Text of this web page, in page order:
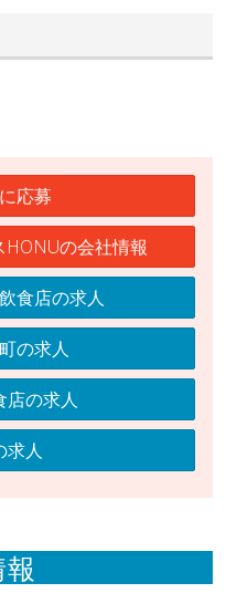
応募
の会社情報
食店の求人
の求人
店の求人
求人